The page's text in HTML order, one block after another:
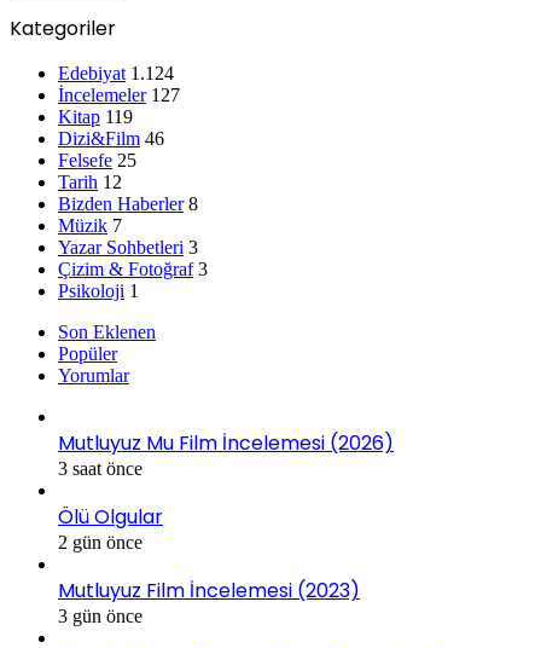
Kategoriler
Edebiyat 1.124
İncelemeler 127
Kitap 119
Dizi&Film 46
Felsefe 25
Tarih 12
Bizden Haberler 8
Müzik 7
Yazar Sohbetleri 3
Çizim & Fotoğraf 3
Psikoloji 1
Son Eklenen
Popüler
Yorumlar
Mutluyuz Mu Film İncelemesi (2026)
3 saat önce
Ölü Olgular
2 gün önce
Mutluyuz Film İncelemesi (2023)
3 gün önce